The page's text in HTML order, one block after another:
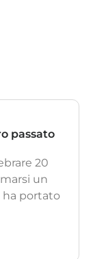
passato
20
un
ha portato